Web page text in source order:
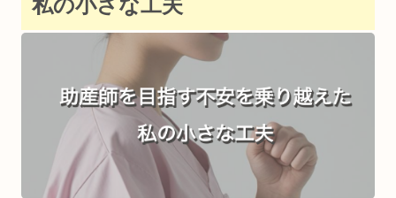
私の小さな工夫